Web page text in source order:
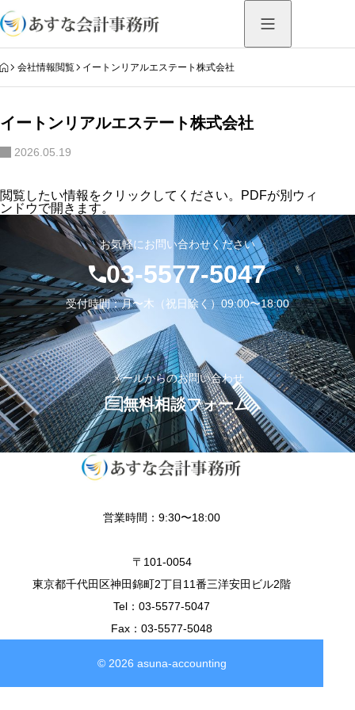
HOME
会社情報閲覧 イートンリアルエステート株式会社
イートンリアルエステート株式会社
2026.05.19
閲覧したい情報をクリックしてください。PDFが別ウィ
ンドウで開きます。
お気軽にお問い合わせください
03-5577-5047
受付時間：月〜木（祝日除く）09:00〜18:00
メールからのお問い合わせ
無料相談フォーム
営業時間：9:30〜18:00
〒101-0054
東京都千代田区神田錦町2丁目11番三洋安田ビル2階
Tel：03-5577-5047
Fax：03-5577-5048
© 2026 asuna-accounting